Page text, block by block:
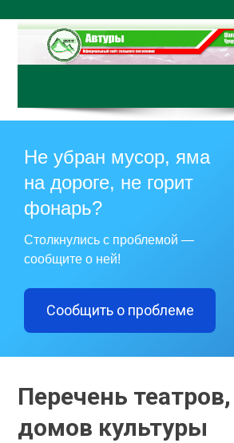
содержимому
Не убран мусор, яма
на дороге, не горит
фонарь?
Столкнулись с проблемой —
сообщите о ней!
Сообщить о проблеме
Перечень
домов культуры